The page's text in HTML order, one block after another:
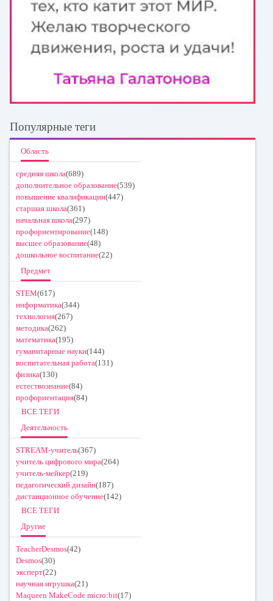
Популярные теги
Область
средняя школа(689)
дополнительное образование(539)
повышение квалификации(447)
старшая школа(361)
начальная школа(297)
профориентирование(148)
высшее образование(48)
дошкольное воспитание(22)
Предмет
STEM(617)
информатика(344)
технология(267)
методика(262)
математика(195)
гуманитарные науки(144)
воспитательная работа(131)
физика(130)
естествознание(84)
профориентация(84)
ВСЕ ТЕГИ
Деятельность
STREAM-учитель(367)
учитель цифрового мира(264)
учитель-мейкер(219)
педагогический дизайн(187)
дистанционное обучение(142)
ВСЕ ТЕГИ
Другие
TeacherDesmos(42)
Desmos(30)
эксперт(22)
научная игрушка(21)
Maqueen MakeCode micro:bit(17)